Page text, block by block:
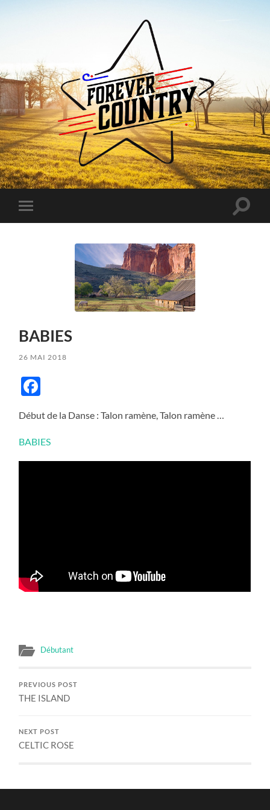
Forever
Country
Toggle
mobile
Toggle
BABIES
26 MAI 2018
Début de la Danse : Talon ramène, Talon ramène …
BABIES
Débutant
PREVIOUS POST
THE ISLAND
NEXT POST
CELTIC ROSE